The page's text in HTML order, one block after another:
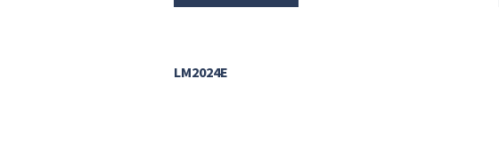
LM2024E